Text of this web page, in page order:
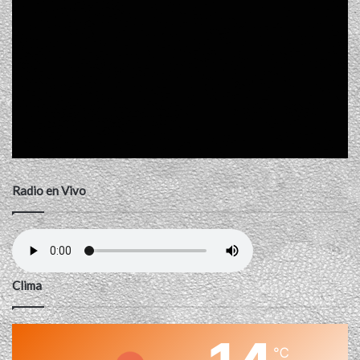
Radio en Vivo
Clima
℃